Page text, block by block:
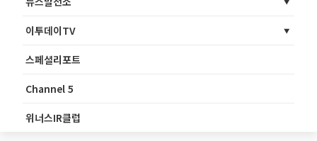
이투데이TV
스페셜리포트
Channel 5
위너스IR클럽